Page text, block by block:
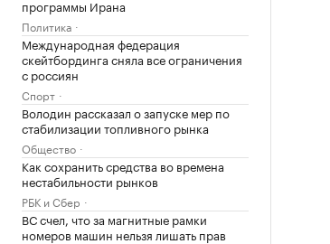
программы Ирана
Политика
Международная федерация
скейтбординга сняла все ограничения
с россиян
Спорт
Володин рассказал о запуске мер по
стабилизации топливного рынка
Общество
Как сохранить средства во времена
нестабильности рынков
РБК и Сбер
ВС счел, что за магнитные рамки
номеров машин нельзя лишать прав